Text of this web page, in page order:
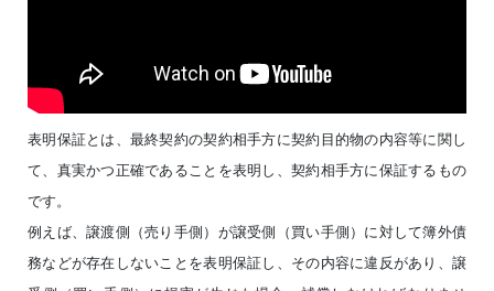
表明保証とは、最終契約の契約相手方に契約目的物の内容等に関し
て、真実かつ正確であることを表明し、契約相手方に保証するもの
です。
例えば、譲渡側（売り手側）が譲受側（買い手側）に対して簿外債
務などが存在しないことを表明保証し、その内容に違反があり、譲